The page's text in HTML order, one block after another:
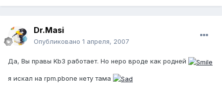
Dr.Masi
Опубликовано 1 апреля, 2007
Да, Вы правы Kb3 работает. Но неро вроде как родней
я искал на rpm.pbone нету тама